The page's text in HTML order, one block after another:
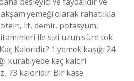
akşam yemeği olarak rahatlıkla
lif, demir, potasyum,
ile sizi uzun süre tok
Kaloridir? 1 yemek kaşığı 24
kurabiyede kaç kalori
73 kaloridir. Bir kase